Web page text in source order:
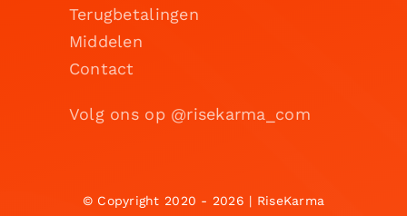
Terugbetalingen
Middelen
Contact
Volg ons op @risekarma_com
© Copyright 2020 - 2026 | RiseKarma